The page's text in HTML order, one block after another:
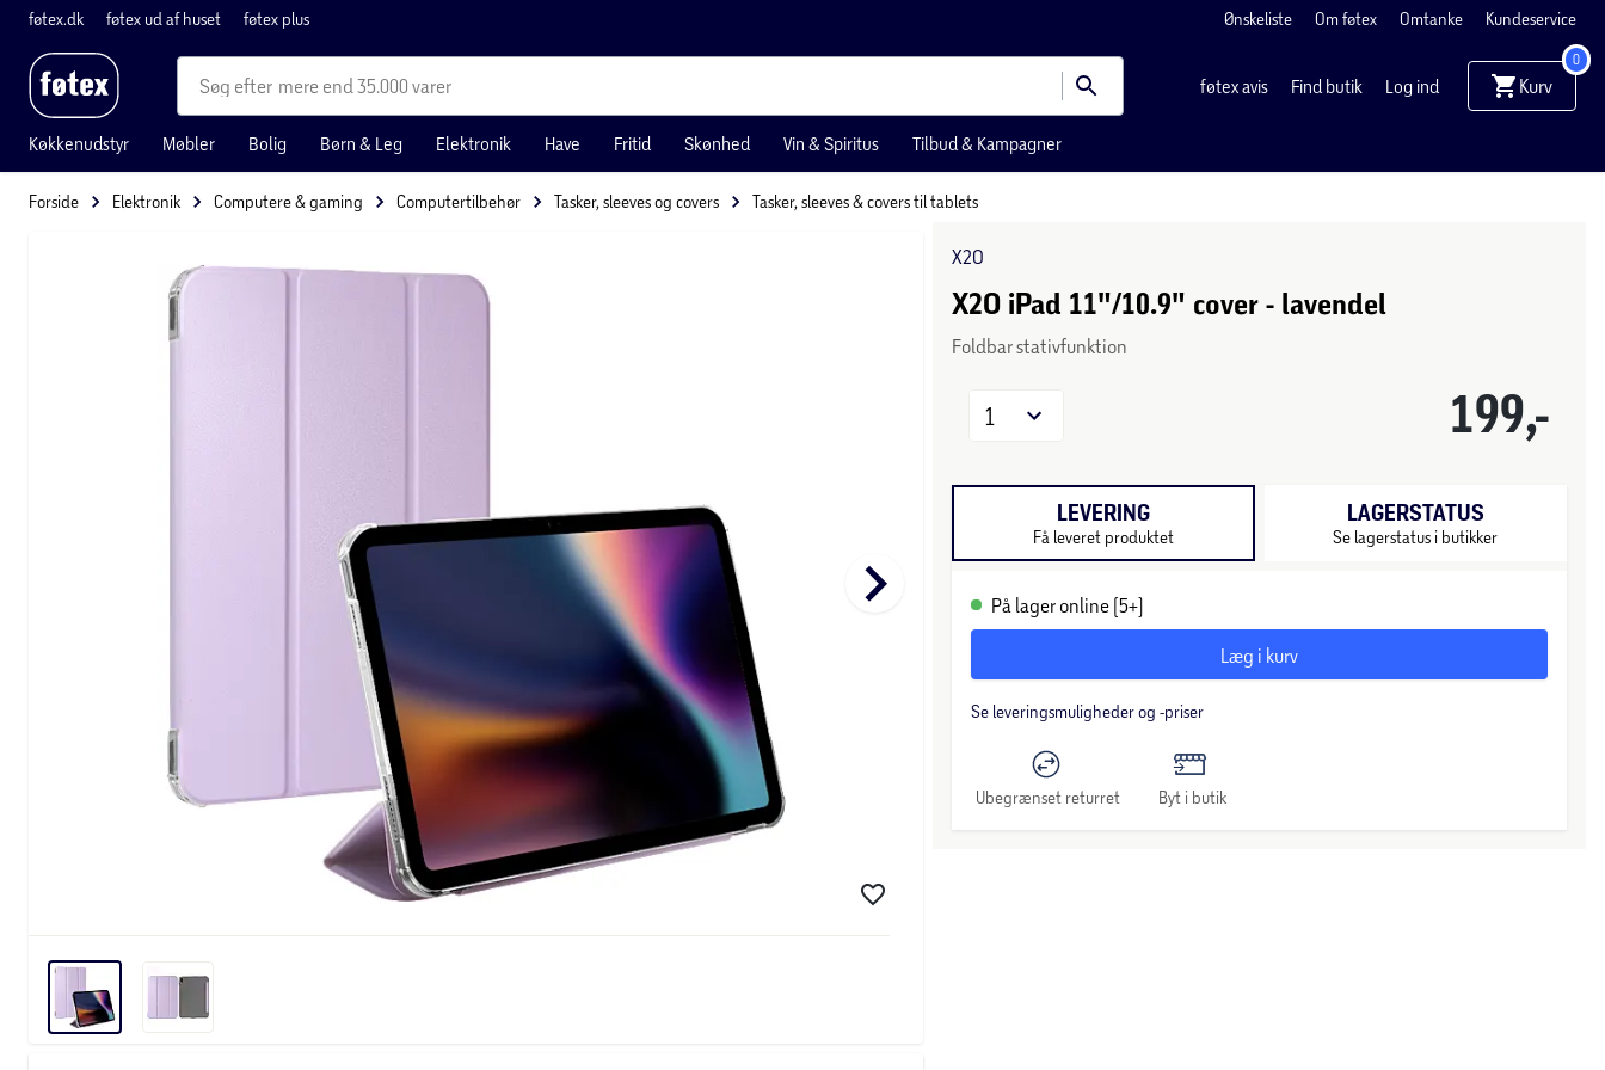
føtex.dk føtex ud af huset føtex plus Ønskeliste Om føtex Omtanke Kundeservice
mere end 35.000 varer føtex avis Find butik Log ind Kurv
0
Køkkenudstyr Møbler Bolig Børn & Leg Elektronik Have Fritid Skønhed Vin & Spiritus Tilbud & Kampagner
Forside Elektronik Computere & gaming Computertilbehør Tasker, sleeves og covers Tasker, sleeves & covers til tablets
keyboard_arrow_right
X2O
X2O iPad 11"/10.9" cover - lavendel
Foldbar stativfunktion
199,-
1
LEVERING
Få leveret produktet
LAGERSTATUS
Se lagerstatus i butikker
På lager online (5+)
Læg i kurv
Se leveringsmuligheder og -priser
Ubegrænset returret Byt i butik